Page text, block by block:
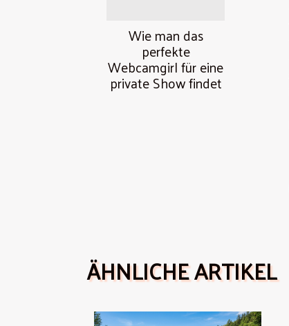
Wie man das
perfekte
Webcamgirl für eine
private Show findet
ÄHNLICHE ARTIKEL